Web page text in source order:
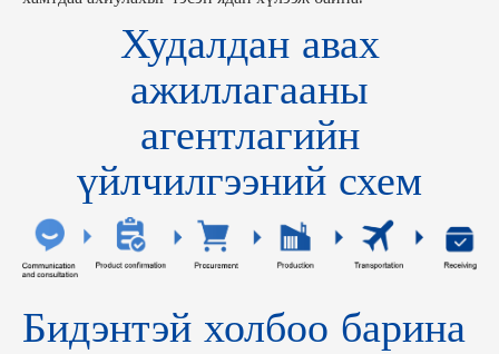
Худалдан авах
ажиллагааны
агентлагийн
үйлчилгээний схем
Бидэнтэй холбоо барина